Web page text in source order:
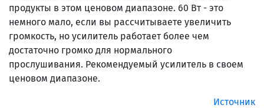
продукты в этом ценовом диапазоне. 60 Вт - это
немного мало, если вы рассчитываете увеличить
громкость, но усилитель работает более чем
достаточно громко для нормального
прослушивания. Рекомендуемый усилитель в своем
ценовом диапазоне.
Источник